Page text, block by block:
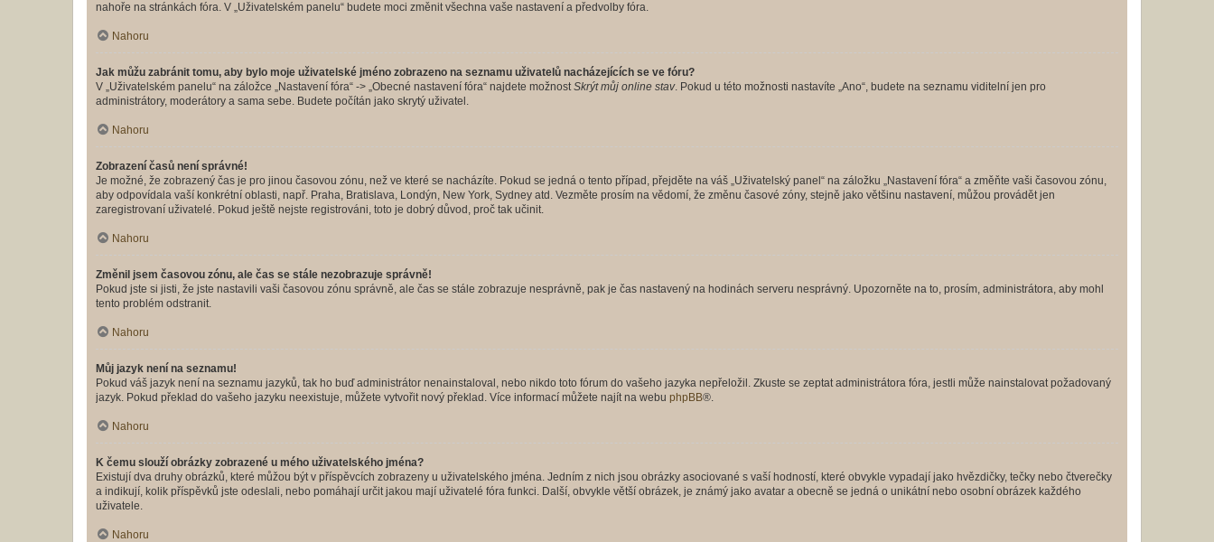
nahoře na stránkách fóra. V „Uživatelském panelu“ budete moci změnit všechna vaše nastavení a předvolby fóra.
Nahoru
Jak můžu zabránit tomu, aby bylo moje uživatelské jméno zobrazeno na seznamu uživatelů nacházejících se ve fóru?
V „Uživatelském panelu“ na záložce „Nastavení fóra“ -> „Obecné nastavení fóra“ najdete možnostSkrýt můj online stav. Pokud u této možnosti nastavíte „Ano“, budete na seznamu viditelní jen pro
administrátory, moderátory a sama sebe. Budete počítán jako skrytý uživatel.
Nahoru
Zobrazení časů není správné!
Je možné, že zobrazený čas je pro jinou časovou zónu, než ve které se nacházíte. Pokud se jedná o tento případ, přejděte na váš „Uživatelský panel“ na záložku „Nastavení fóra“ a změňte vaši časovou zónu,
aby odpovídala vaší konkrétní oblasti, např. Praha, Bratislava, Londýn, New York, Sydney atd. Vezměte prosím na vědomí, že změnu časové zóny, stejně jako většinu nastavení, můžou provádět jen
zaregistrovaní uživatelé. Pokud ještě nejste registrováni, toto je dobrý důvod, proč tak učinit.
Nahoru
Změnil jsem časovou zónu, ale čas se stále nezobrazuje správně!
Pokud jste si jisti, že jste nastavili vaši časovou zónu správně, ale čas se stále zobrazuje nesprávně, pak je čas nastavený na hodinách serveru nesprávný. Upozorněte na to, prosím, administrátora, aby mohl
tento problém odstranit.
Nahoru
Můj jazyk není na seznamu!
Pokud váš jazyk není na seznamu jazyků, tak ho buď administrátor nenainstaloval, nebo nikdo toto fórum do vašeho jazyka nepřeložil. Zkuste se zeptat administrátora fóra, jestli může nainstalovat požadovaný
jazyk. Pokud překlad do vašeho jazyku neexistuje, můžete vytvořit nový překlad. Více informací můžete najít na webu phpBB®.
Nahoru
K čemu slouží obrázky zobrazené u mého uživatelského jména?
Existují dva druhy obrázků, které můžou být v příspěvcích zobrazeny u uživatelského jména. Jedním z nich jsou obrázky asociované s vaší hodností, které obvykle vypadají jako hvězdičky, tečky nebo čtverečky
a indikují, kolik příspěvků jste odeslali, nebo pomáhají určit jakou mají uživatelé fóra funkci. Další, obvykle větší obrázek, je známý jako avatar a obecně se jedná o unikátní nebo osobní obrázek každého
uživatele.
Nahoru